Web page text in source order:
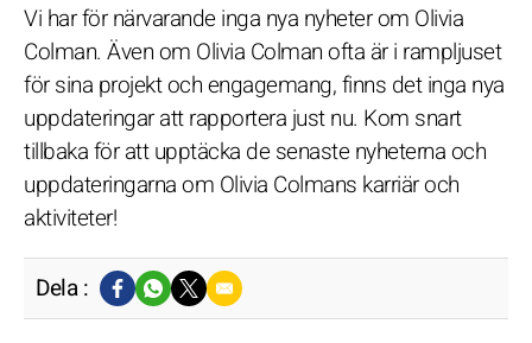
Vi har för närvarande inga nya nyheter om Olivia
Colman. Även om Olivia Colman ofta är i rampljuset
för sina projekt och engagemang, finns det inga nya
uppdateringar att rapportera just nu. Kom snart
tillbaka för att upptäcka de senaste nyheterna och
uppdateringarna om Olivia Colmans karriär och
aktiviteter!
Dela :